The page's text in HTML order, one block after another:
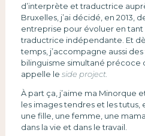
d’interprète et traductrice
Bruxelles, j’ai décidé, en 2013,
entreprise pour évoluer en
traductrice indépendante. Et
temps, j’accompagne aussi
bilinguisme simultané précoce
appelle le side project.
À part ça, j’aime ma Minorque
les images tendres et les tutus,
une fille, une femme, une
dans la vie et dans le travail.